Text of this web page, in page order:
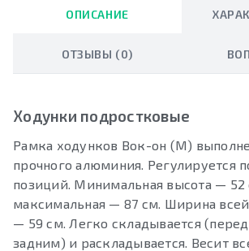
ОПИСАНИЕ
ОТЗЫВЫ (0)
Ходунки подростковые
Рамка ходунков Вок-он (M)
прочного алюминия. Регулируется
позиций. Минимальная высота — 52
максимальная — 87 см. Ширина
— 59 см. Легко складывается
задним) и раскладывается. Весит